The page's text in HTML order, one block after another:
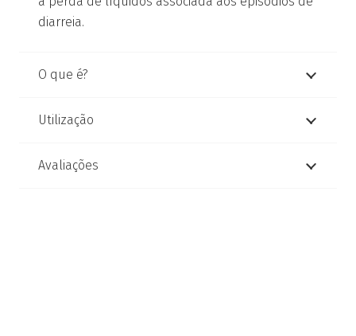
diarreia.
O que é?
Utilização
Avaliações